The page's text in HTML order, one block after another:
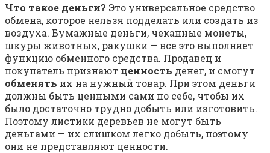
Что такое деньги? Это универсальное средство
обмена, которое нельзя подделать или создать из
воздуха. Бумажные деньги, чеканные монеты,
шкуры животных, ракушки — все это выполняет
функцию обменного средства. Продавец и
покупатель признают ценность денег, и смогут
обменять их на нужный товар. При этом деньги
должны быть ценными сами по себе, чтобы их
было достаточно трудно добыть или изготовить.
Поэтому листики деревьев не могут быть
деньгами — их слишком легко добыть, поэтому
они не представляют ценности.